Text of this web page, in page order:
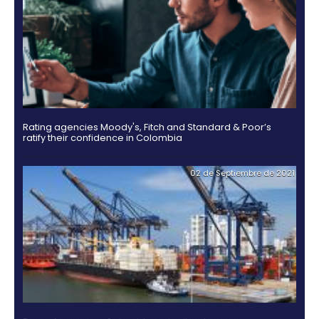
Guía Legal 2025 para Invertir en Colombia
03 de